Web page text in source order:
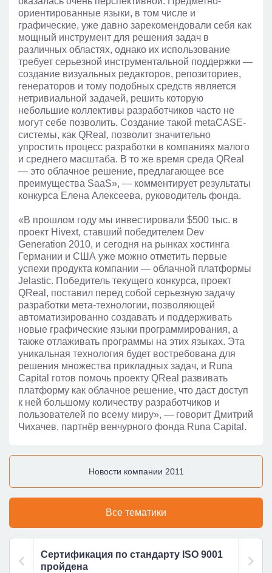
ориентированные языки, в том числе и
графические, уже давно зарекомендовали себя как
мощный инструмент для решения задач в
различных областях, однако их использование
требует серьезной инструментальной поддержки —
создание визуальных редакторов, репозиториев,
генераторов и тому подобных средств является
нетривиальной задачей, решить которую
небольшие коллективы разработчиков часто не
могут себе позволить. Создание такой metaCASE-
системы, как QReal, позволит значительно
упростить процесс разработки в компаниях малого
и среднего масштаба. В то же время среда QReal
— это облачное решение, предлагающее все
преимущества SaaS», — комментирует результаты
конкурса Елена Алексеева, руководитель фонда.
«В прошлом году мы инвестировали $500 тыс. в
проект Hivext, ставший победителем Dev
Generation 2010, и сегодня на рынках хостинга
Германии и США уже можно отметить первые
успехи продукта компании — облачной платформы
Jelastic. Победитель текущего конкурса, проект
QReal, поставил перед собой серьезную задачу
разработки мета-технологии, позволяющей
автоматизированно создавать и поддерживать
новые графические языки программирования, а
также отлаживать программы на этих языках. Эта
уникальная технология будет востребована для
решения множества прикладных задач, и Runa
Capital готов помочь проекту QReal развивать
платформу как облачное решение, что даст доступ
к ней большому количеству разработчиков и
пользователей по всему миру», — говорит Дмитрий
Чихачев, партнёр венчурного фонда Runa Capital.
Новости компании 2011
Все тематики
Сертификация по стандарту ISO 9001
пройдена